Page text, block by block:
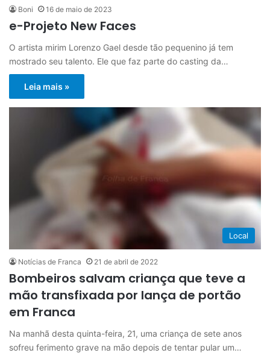
Boni 16 de maio de 2023
e-Projeto New Faces
O artista mirim Lorenzo Gael desde tão pequenino já tem
mostrado seu talento. Ele que faz parte do casting da…
Leia mais »
Local
Notícias de Franca 21 de abril de 2022
Bombeiros salvam criança que teve a
mão transfixada por lança de portão
em Franca
Na manhã desta quinta-feira, 21, uma criança de sete anos
sofreu ferimento grave na mão depois de tentar pular um…